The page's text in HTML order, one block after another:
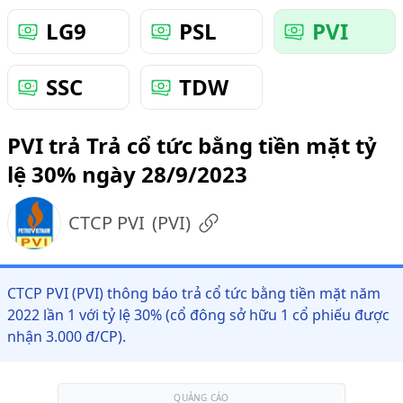
LG9 PSL
PVI
SSC
TDW
PVI trả Trả cổ tức bằng tiền mặt tỷ
lệ 30% ngày 28/9/2023
CTCP PVI (PVI)
CTCP PVI (PVI) thông báo trả cổ tức bằng tiền mặt năm
2022 lần 1 với tỷ lệ 30% (cổ đông sở hữu 1 cổ phiếu được
nhận 3.000 đ/CP).
QUẢNG CÁO